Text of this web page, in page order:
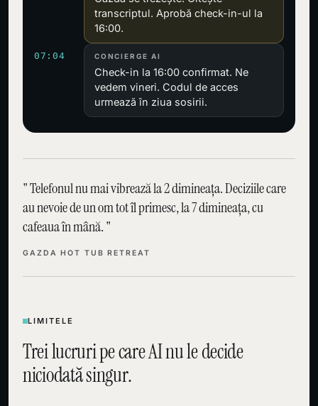
transcriptul. Aprobă check-in-ul la
16:00.
07:04 CONCIERGE AI
Check-in la 16:00 confirmat. Ne
vedem vineri. Codul de acces
urmează în ziua sosirii.
Telefonul nu mai vibrează la 2 dimineața. Deciziile care
au nevoie de un om tot îl primesc, la 7 dimineața, cu
cafeaua în mână.
GAZDA HOT TUB RETREAT
LIMITELE
Trei lucruri pe care AI nu le decide
niciodată singur.